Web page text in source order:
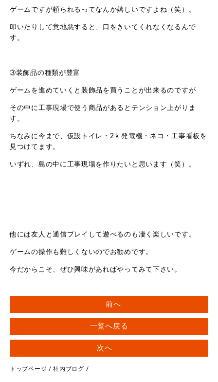
ゲームですが頼られるってなんか嬉しいですよね（笑）。
叩いたりして意地悪すると、口をきいてくれなくなるんで
す。
➂装飾品の種類が豊富
ゲームを進めていくと装飾品を買うことが出来るのですが
その中に工事現場で使う商品があるとテンション上がりま
す。
ちなみに今まで、仮設トイレ・2ｋ発電機・ネコ・工事看板を
見つけてます。
いずれ、島の中に工事現場を作りたいと思います（笑）。
他には友人と通信プレイして遊べるのも凄く楽しいです。
ゲームの操作も難しくないのでお勧めです。
今だからこそ、ぜひ興味があればやってみて下さい。
前へ
一覧へ戻る
次へ
トップページ /社内ブログ /